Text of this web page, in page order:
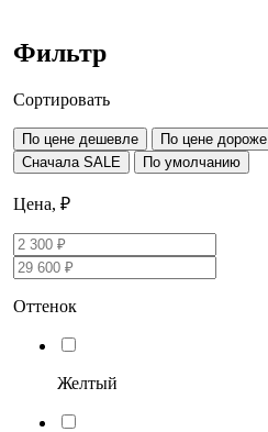
Фильтр
Сортировать
По цене дешевле По цене дороже
Сначала SALE
По умолчанию
Цена, ₽
Оттенок
Желтый